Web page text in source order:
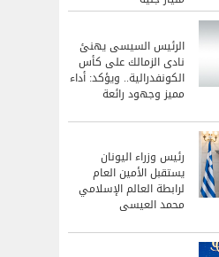
الرئيس السيسى يهنئ
نادى الزمالك على كأس
الكونفدرالية.. ويؤكد: أداء
مميز وجهود رائعة
رئيس وزراء اليونان
يستقبل الأمين العام
لرابطة العالم الإسلامي
محمد العيسى